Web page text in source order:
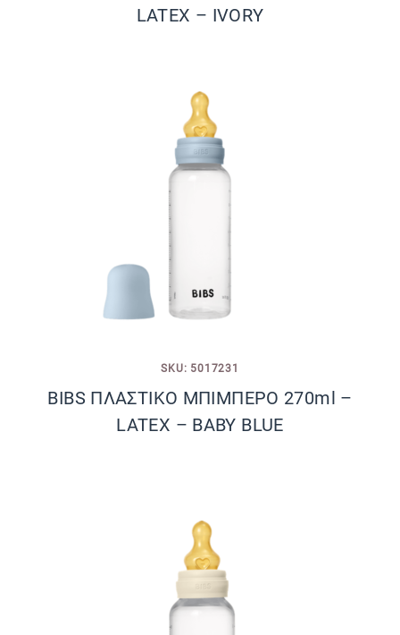
LATEX – IVORY
SKU: 5017231
BIBS ΠΛΑΣΤΙΚΟ ΜΠΙΜΠΕΡΟ 270ml –
LATEX – BABY BLUE